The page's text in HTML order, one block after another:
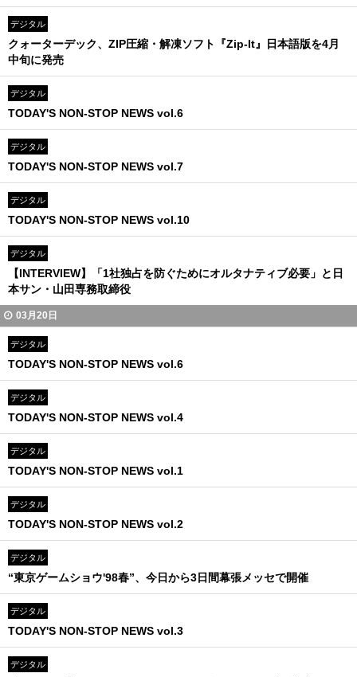
デジタル
クォーターデック、ZIP圧縮・解凍ソフト『Zip-It』日本語版を4月
中旬に発売
デジタル
TODAY'S NON-STOP NEWS vol.6
デジタル
TODAY'S NON-STOP NEWS vol.7
デジタル
TODAY'S NON-STOP NEWS vol.10
デジタル
【INTERVIEW】「1社独占を防ぐためにオルタナティブ必要」と日
本サン・山田専務取締役
03月20日
デジタル
TODAY'S NON-STOP NEWS vol.6
デジタル
TODAY'S NON-STOP NEWS vol.4
デジタル
TODAY'S NON-STOP NEWS vol.1
デジタル
TODAY'S NON-STOP NEWS vol.2
デジタル
“東京ゲームショウ'98春”、今日から3日間幕張メッセで開催
デジタル
TODAY'S NON-STOP NEWS vol.3
デジタル